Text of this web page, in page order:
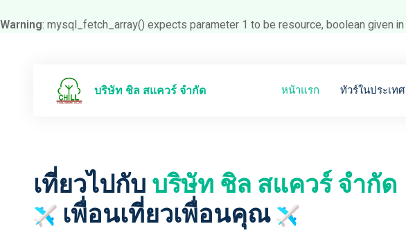
Warning: mysql_fetch_array() expects parameter 1 to be resource, boolean given in
บริษัท ชิล สแควร์ จำกัด หน้าแรก ทัวร์ในประเทศ
เที่ยวไปกับ บริษัท ชิล สแควร์ จำกัด
เพื่อนเที่ยวเพื่อนคุณ